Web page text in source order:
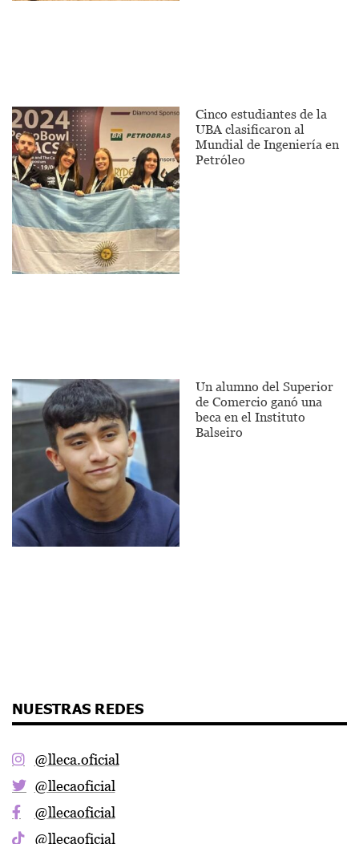
Cinco estudiantes de la
UBA clasificaron al
Mundial de Ingeniería en
Petróleo
Un alumno del Superior
de Comercio ganó una
beca en el Instituto
Balseiro
NUESTRAS REDES
@lleca.oficial
@llecaoficial
@llecaoficial
@llecaoficial